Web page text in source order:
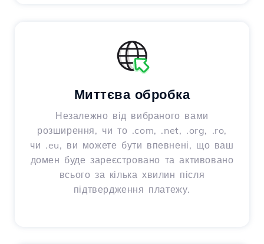
Миттєва обробка
Незалежно від вибраного вами
розширення, чи то .com, .net, .org, .ro,
чи .eu, ви можете бути впевнені, що ваш
домен буде зареєстровано та активовано
всього за кілька хвилин після
підтвердження платежу.